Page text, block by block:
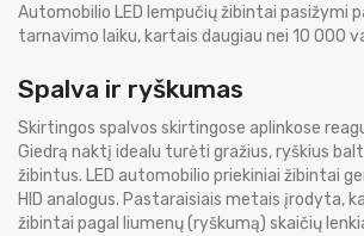
Automobilio LED lempučių žibintai pasižymi
tarnavimo laiku, kartais daugiau nei 10 000
Spalva ir ryškumas
Skirtingos spalvos skirtingose aplinkose
Giedrą naktį idealu turėti gražius, ryškius
žibintus. LED automobilio priekiniai žibintai
HID analogus. Pastaraisiais metais įrodyta,
žibintai pagal liumenų (ryškumą) skaičių